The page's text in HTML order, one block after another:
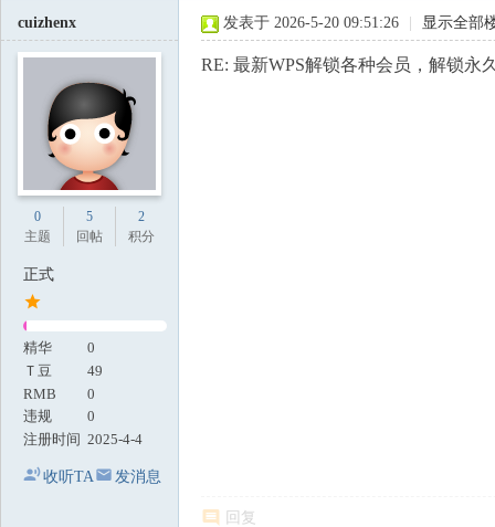
cuizhenx
0
主题
5
回帖
2
积分
正式
精华
0
Ｔ豆
49
RMB
0
违规
0
注册时间 2025-4-4
收听TA 发消息
发表于 2026-5-20 09:51:26 显示全部
RE: 最新WPS解锁各种会员，解锁永
回复